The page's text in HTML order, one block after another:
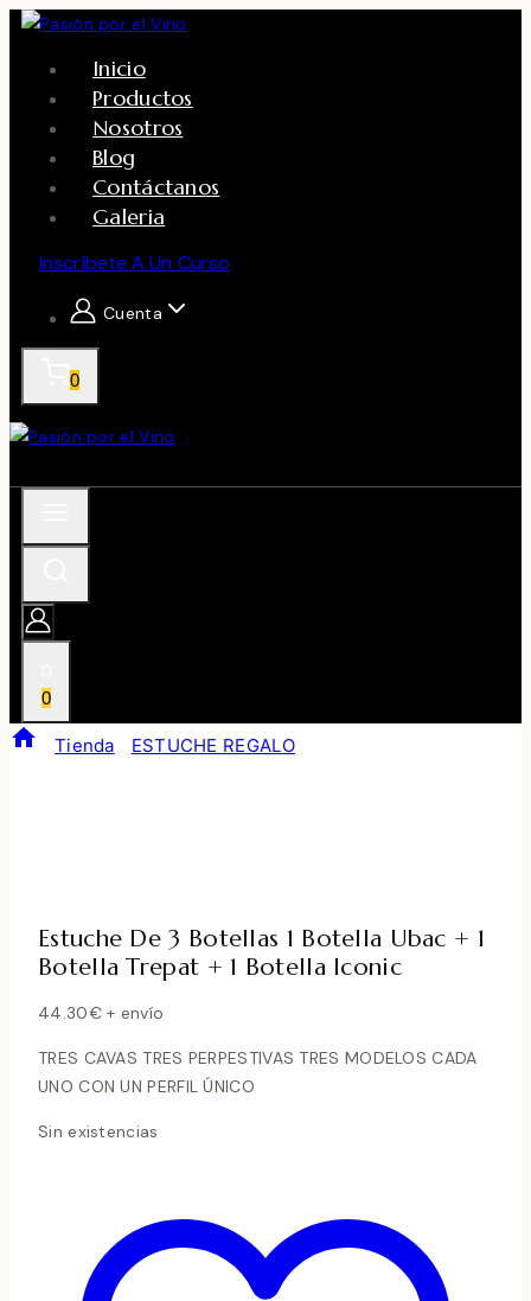
Skip
content
Inicio
Productos
Nosotros
Blog
Contáctanos
Galeria
Inscríbete A Un Curso
Cuenta
0
0
Tienda ESTUCHE REGALO
Estuche De 3 Botellas 1 Botella Ubac + 1
Botella Trepat + 1 Botella Iconic
44.30€ + envío
TRES CAVAS TRES PERPESTIVAS TRES MODELOS CADA
UNO CON UN PERFIL ÚNICO
Sin existencias